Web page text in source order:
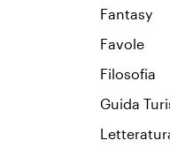
Fantasy
Favole
Filosofia
Guida